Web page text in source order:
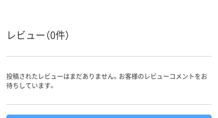
レビュー（0件）
投稿されたレビューはまだありません。お客様のレビューコメントをお
待ちしています。